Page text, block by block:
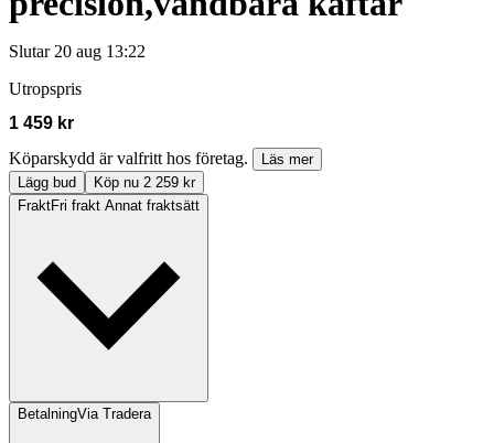
Slutar 20 aug 13:22
Utropspris
1 459 kr
Köparskydd är valfritt hos företag.
Läs mer
Lägg bud
Köp nu 2 259 kr
FraktFri frakt Annat fraktsätt
BetalningVia Tradera